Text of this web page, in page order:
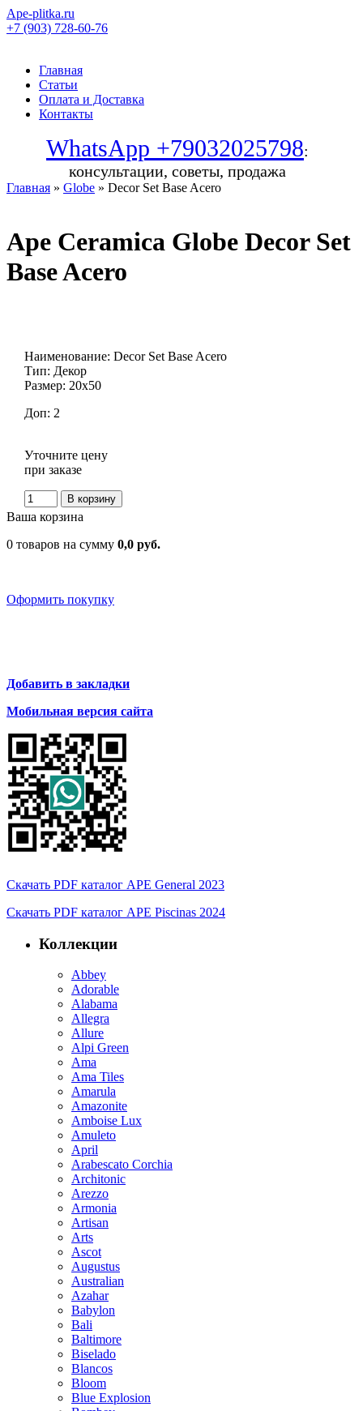
Ape-plitka.ru
+7 (903) 728-60-76
Главная
Статьи
Оплата и Доставка
Контакты
WhatsApp +79032025798:
консультации, советы, продажа
Главная » Globe » Decor Set Base Acero
Ape Ceramica Globe Decor Set
Base Acero
Наименование: Decor Set Base Acero
Тип: Декор
Размер: 20x50
Доп: 2
Уточните цену
при заказе
Ваша корзина
0 товаров на сумму 0,0 руб.
Оформить покупку
Добавить в закладки
Мобильная версия сайта
Скачать PDF каталог APE General 2023
Скачать PDF каталог APE Piscinas 2024
Коллекции
Abbey
Adorable
Alabama
Allegra
Allure
Alpi Green
Ama
Ama Tiles
Amarula
Amazonite
Amboise Lux
Amuleto
April
Arabescato Corchia
Architonic
Arezzo
Armonia
Artisan
Arts
Ascot
Augustus
Australian
Azahar
Babylon
Bali
Baltimore
Biselado
Blancos
Bloom
Blue Explosion